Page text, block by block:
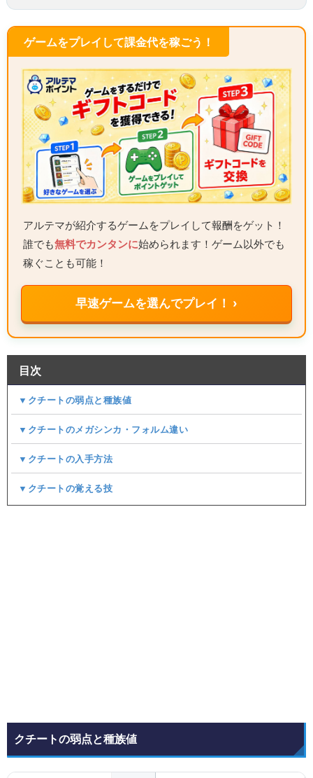
ゲームをプレイして課金代を稼ごう！
アルテマが紹介するゲームをプレイして報酬をゲット！
誰でも無料でカンタンに始められます！ゲーム以外でも
稼ぐことも可能！
早速ゲームを選んでプレイ！ ›
目次
▼クチートの弱点と種族値
▼クチートのメガシンカ・フォルム違い
▼クチートの入手方法
▼クチートの覚える技
クチートの弱点と種族値